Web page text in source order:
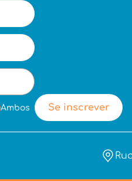
Ambos Se inscrever